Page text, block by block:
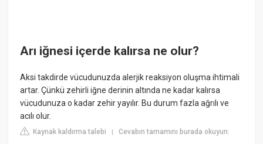
Arı iğnesi içerde kalırsa ne olur?
Aksi takdirde vücudunuzda alerjik reaksiyon oluşma ihtimali
artar. Çünkü zehirli iğne derinin altında ne kadar kalırsa
vücudunuza o kadar zehir yayılır. Bu durum fazla ağrılı ve
acılı olur.
Kaynak kaldırma talebi |Cevabın tamamını burada okuyun: